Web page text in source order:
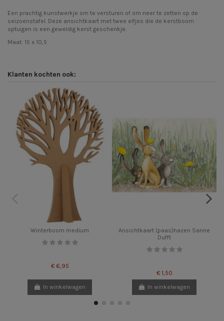
Een prachtig kunstwerkje om te versturen of om neer te zetten op de
seizoenstafel. Deze ansichtkaart met twee elfjes die de kerstboom
optuigen is een geweldig kerst geschenkje.
Maat: 15 x 10,5
Klanten kochten ook:
Winterboom medium
€ 6,95
In winkelwagen
Ansichtkaart (paas)hazen Sanne
Dufft
€ 1,50
In winkelwagen